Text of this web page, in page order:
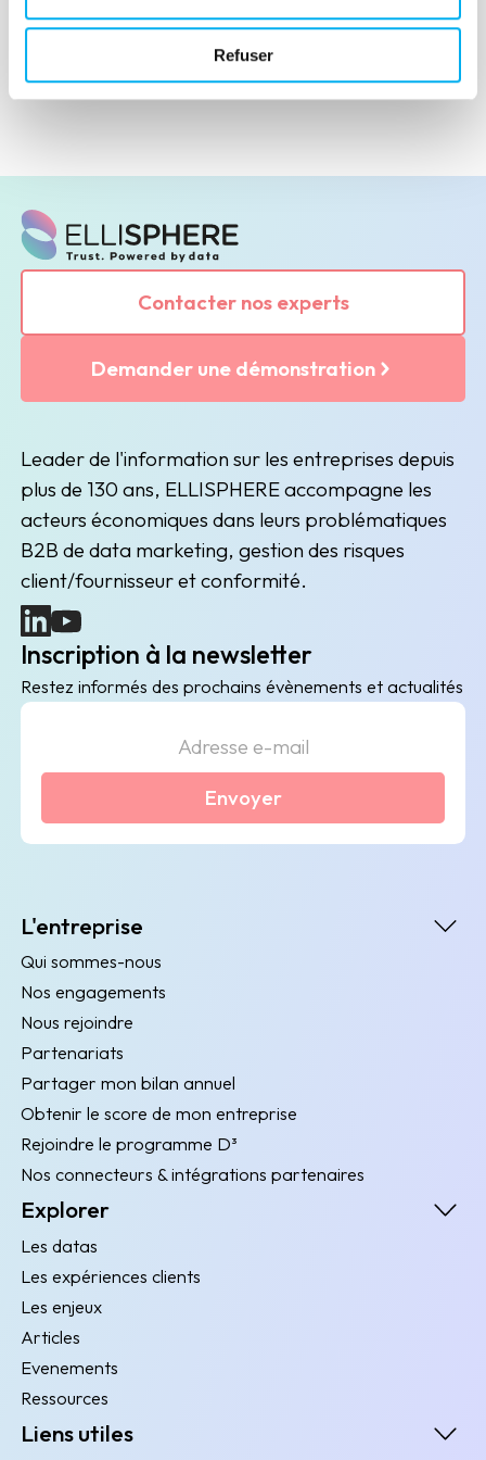
Refuser
Contacter nos experts
Demander une démonstration
Leader de l'information sur les entreprises depuis
plus de 130 ans, ELLISPHERE accompagne les
acteurs économiques dans leurs problématiques
B2B de data marketing, gestion des risques
client/fournisseur et conformité.
(nouvelle fenêtre)
(nouvelle fenêtre)
Inscription à la newsletter
Restez informés des prochains évènements et actualités
Envoyer
L'entreprise
Qui sommes-nous
Nos engagements
Nous rejoindre
Partenariats
Partager mon bilan annuel
Obtenir le score de mon entreprise
Rejoindre le programme D³
Nos connecteurs & intégrations partenaires
Explorer
Les datas
Les expériences clients
Les enjeux
Articles
Evenements
Ressources
Liens utiles